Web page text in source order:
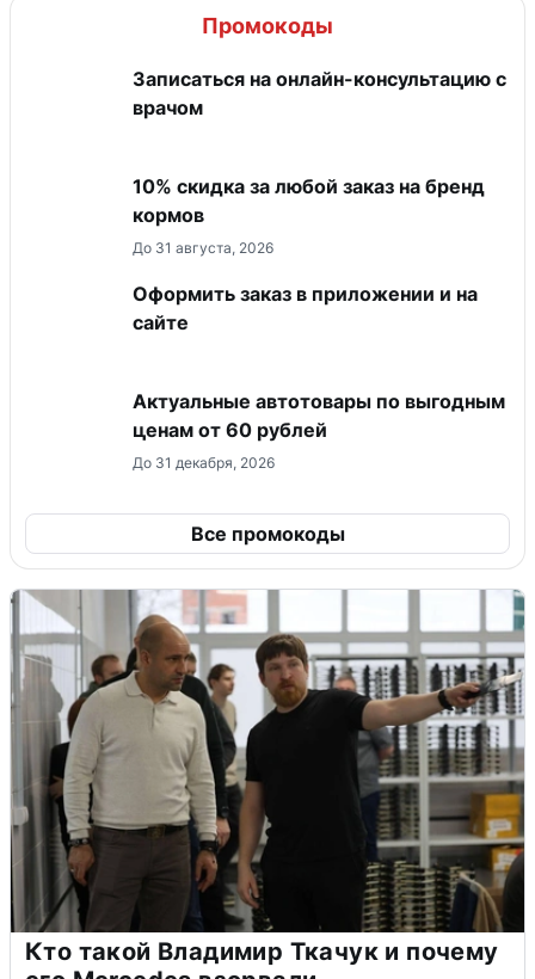
Промокоды
Записаться на онлайн-консультацию с
врачом
10% скидка за любой заказ на бренд
кормов
До 31 августа, 2026
Оформить заказ в приложении и на
сайте
Актуальные автотовары по выгодным
ценам от 60 рублей
До 31 декабря, 2026
Все промокоды
Кто такой Владимир Ткачук и почему